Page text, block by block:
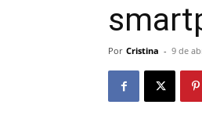
Por Cristina - 9 de